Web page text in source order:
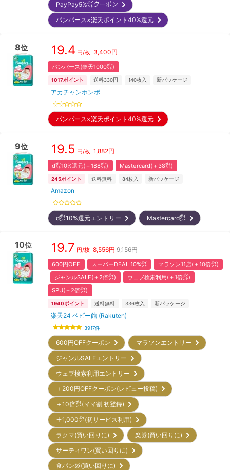
PayPay5%㌽クーポン
パンパース×楽天ポイント40%還元
8位 19.4 円/枚 3,400円
パンパース(楽天1000㌽)
1017ポイント 送料330円 140枚入 新パッケージ
アカチャンホンポ
パンパース×楽天ポイント40%還元
9位 19.5 円/枚 1,882円
d㌽10%還元(＋188㌽) Mastercard(＋38㌽)
245ポイント 送料無料 84枚入 新パッケージ
Amazon
d㌽10%還元エントリー Mastercard㌽
10位 19.7 円/枚 8,556円 9,156円
600円OFF スーパーDEAL 10%㌽
マラソン11店(＋10倍㌽)
ジャンルSALE(＋2倍㌽)
ウェブ検索利用(＋1倍㌽)
SPU(＋2倍㌽)
1940ポイント 送料無料 336枚入 新パッケージ
楽天24 ベビー館 (Rakuten)
3917件
600円OFFクーポン
マラソンエントリー
ジャンルSALEエントリー
ウェブ検索利用エントリー
＋200円OFFクーポン(レビュー投稿)
＋10倍㌽(ママ割 初登録)
＋1,000㌽(初サービス利用)
ラクマ(買い回りに)
楽券(買い回りに)
サーティワン(買い回りに)
食パン袋(買い回りに)